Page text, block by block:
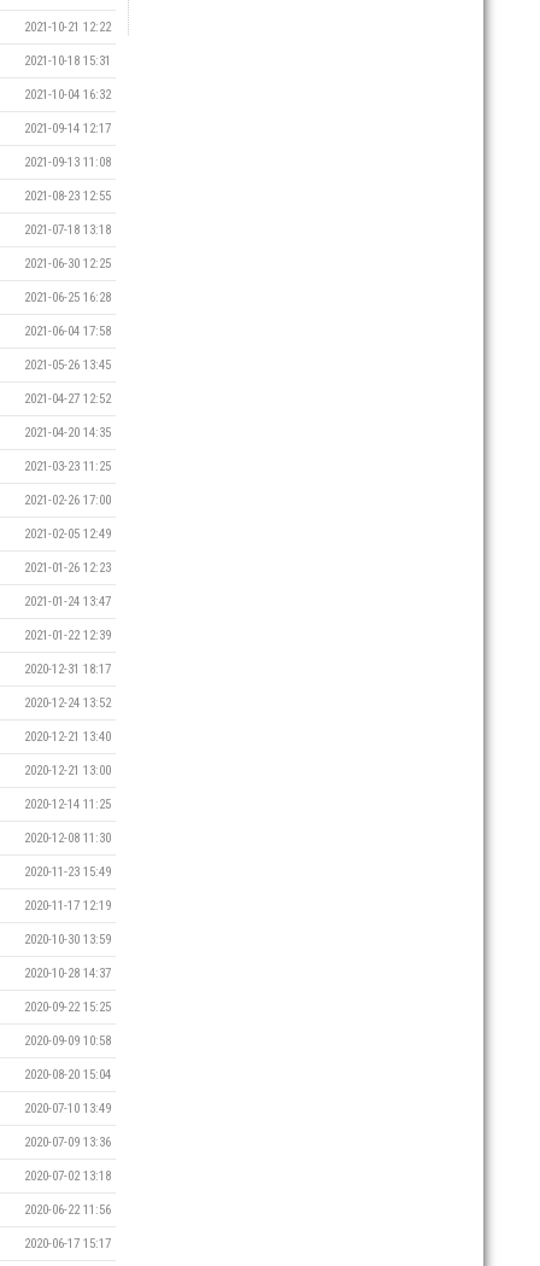
2021-10-21 12:22
2021-10-18 15:31
2021-10-04 16:32
2021-09-14 12:17
2021-09-13 11:08
2021-08-23 12:55
2021-07-18 13:18
2021-06-30 12:25
2021-06-25 16:28
2021-06-04 17:58
2021-05-26 13:45
2021-04-27 12:52
2021-04-20 14:35
2021-03-23 11:25
2021-02-26 17:00
2021-02-05 12:49
2021-01-26 12:23
2021-01-24 13:47
2021-01-22 12:39
2020-12-31 18:17
2020-12-24 13:52
2020-12-21 13:40
2020-12-21 13:00
2020-12-14 11:25
2020-12-08 11:30
2020-11-23 15:49
2020-11-17 12:19
2020-10-30 13:59
2020-10-28 14:37
2020-09-22 15:25
2020-09-09 10:58
2020-08-20 15:04
2020-07-10 13:49
2020-07-09 13:36
2020-07-02 13:18
2020-06-22 11:56
2020-06-17 15:17